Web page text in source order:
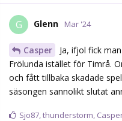
G Glenn Mar '24
Casper
Ja, ifjol fick
Frölunda istället för Timrå.
och fått tillbaka skadade
säsongen sannolikt slutat
Sjo87,thunderstorm,